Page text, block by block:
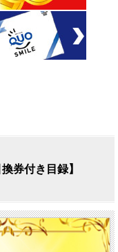
券付き目録】